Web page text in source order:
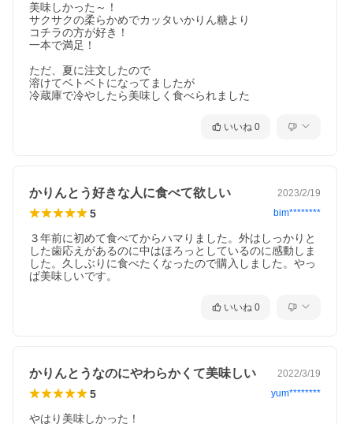
美味しかった～！
サクサクの柔らかめでカッタいかりん糖より
コチラの方が好き！
一本で満足！
ただ、夏に注文したので
溶けてベトベトになってましたが
冷蔵庫で冷やしたら美味しく食べられました
いいね 0
かりんとう好きな人に食べて欲しい 2023/2/19
5 bim********
３年前に初めて食べてからハマりました。外はしっかりと
した歯応えがあるのに中はほろっとしているのに感動しま
した。久しぶりに食べたくなったので購入しました。やっ
ぱ美味しいです。
いいね 0
かりんとうなのにやわらかくて美味しい 2022/3/19
5 yum********
やはり美味しかった！